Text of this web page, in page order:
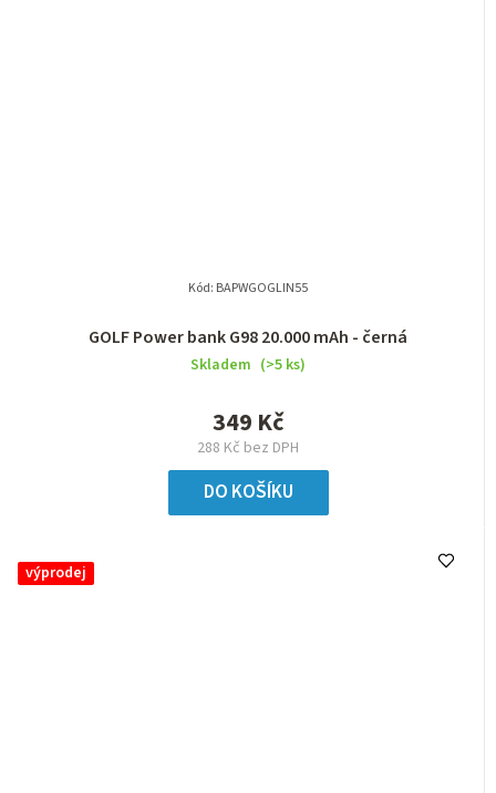
GOLF Power bank G98 20.000 mAh - černá
Skladem (>5 ks)
288 Kč bez DPH
349 Kč
DO KOŠÍKU
Kód: BAPWGOGLIN55
výprodej